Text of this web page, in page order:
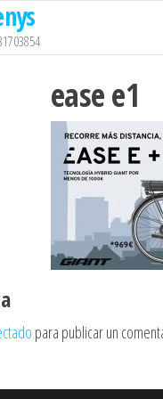
ease e1
para publicar un